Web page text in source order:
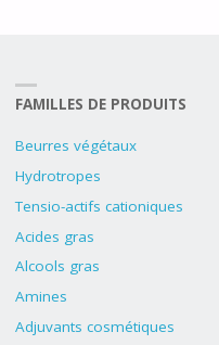
FAMILLES DE PRODUITS
Beurres végétaux
Hydrotropes
Tensio-actifs cationiques
Acides gras
Alcools gras
Amines
Adjuvants cosmétiques